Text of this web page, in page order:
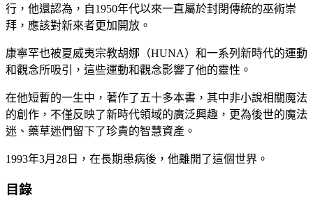
行，他還認為，自1950年代以來一直屬於封閉傳統的巫術崇
拜，應該對新來者更加開放。
康寧罕也被夏威夷宗教胡娜（HUNA）和一系列新時代的運動
和觀念所吸引，這些運動和觀念影響了他的靈性。
在他短暫的一生中，著作了五十多本書，其中非小說相關魔法
的創作，不僅反映了新時代領域的廣泛興趣，更為後世的魔法
迷、藥草迷們留下了珍貴的智慧資產。
1993年3月28日，在長期患病後，他離開了這個世界。
目錄